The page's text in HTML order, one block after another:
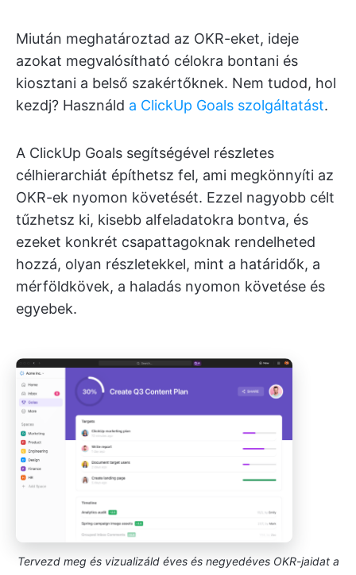
Miután meghatároztad az OKR-eket, ideje
azokat megvalósítható célokra bontani és
kiosztani a belső szakértőknek. Nem tudod, hol
kezdj? Használd a ClickUp Goals szolgáltatást.
A ClickUp Goals segítségével részletes
célhierarchiát építhetsz fel, ami megkönnyíti az
OKR-ek nyomon követését. Ezzel nagyobb célt
tűzhetsz ki, kisebb alfeladatokra bontva, és
ezeket konkrét csapattagoknak rendelheted
hozzá, olyan részletekkel, mint a határidők, a
mérföldkövek, a haladás nyomon követése és
egyebek.
Tervezd meg és vizualizáld éves és negyedéves OKR-jaidat a